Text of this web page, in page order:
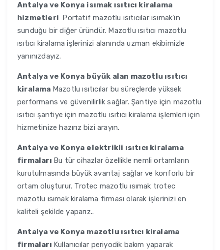
Antalya ve Konya isımak ısıtıcı kiralama
hizmetleri Portatif mazotlu ısıtıcılar ısımak’ın
sunduğu bir diğer üründür. Mazotlu ısıtıcı mazotlu
ısıtıcı kiralama işlerinizi alanında uzman ekibimizle
yanınızdayız.
Antalya ve Konya büyük alan mazotlu ısıtıcı
kiralama Mazotlu ısıtıcılar bu süreçlerde yüksek
performans ve güvenilirlik sağlar. Şantiye için mazotlu
ısıtıcı şantiye için mazotlu ısıtıcı kiralama işlemleri için
hizmetinize hazırız bizi arayın.
Antalya ve Konya elektrikli ısıtıcı kiralama
firmaları Bu tür cihazlar özellikle nemli ortamların
kurutulmasında büyük avantaj sağlar ve konforlu bir
ortam oluşturur. Trotec mazotlu ısımak trotec
mazotlu ısımak kiralama firması olarak işlerinizi en
kaliteli şekilde yaparız..
Antalya ve Konya mazotlu ısıtıcı kiralama
firmaları Kullanıcılar periyodik bakım yaparak